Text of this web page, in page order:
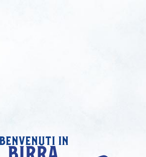
benvenuti in